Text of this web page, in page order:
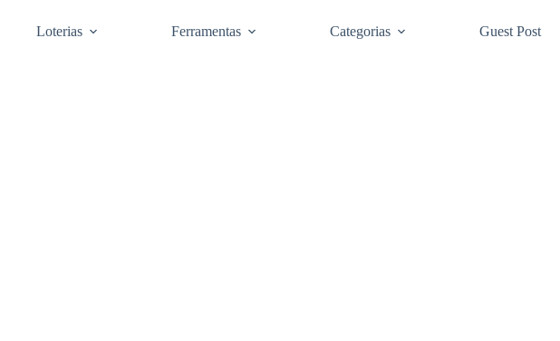
Loterias Ferramentas Categorias Guest Post